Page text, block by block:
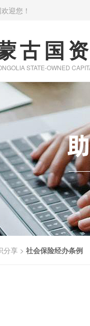
迎您！
古国
STATE-OWNED
分享 > 社会保险经办条例